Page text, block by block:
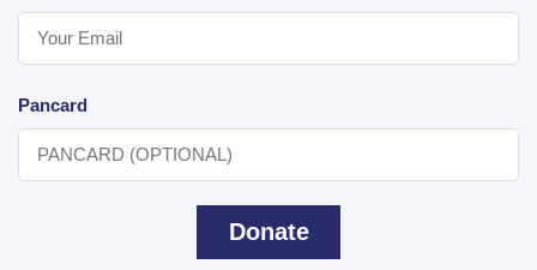
Pancard
Donate